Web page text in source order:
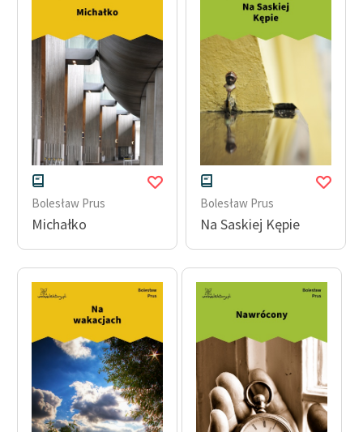
Bolesław Prus
Michałko
Bolesław Prus
Na Saskiej Kępie